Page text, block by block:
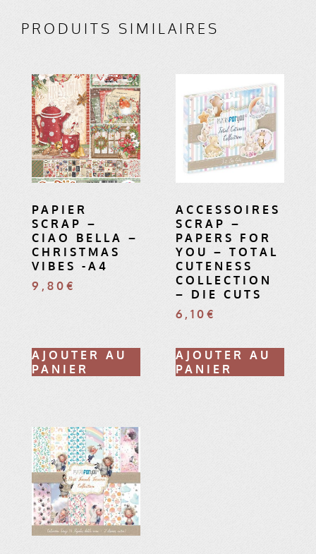
PRODUITS SIMILAIRES
PAPIER
SCRAP –
CIAO BELLA –
CHRISTMAS
VIBES -A4
9,80 €
AJOUTER AU
PANIER
ACCESSOIRES
SCRAP –
PAPERS FOR
YOU – TOTAL
CUTENESS
COLLECTION
– DIE CUTS
6,10 €
AJOUTER AU
PANIER